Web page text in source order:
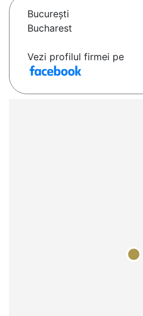
Bucureşti
Bucharest
Vezi profilul firmei pe